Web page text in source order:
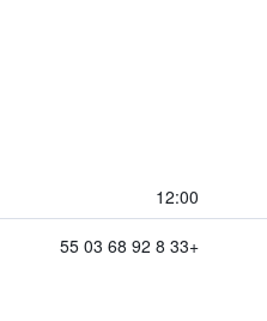
12:00
+33 8 92 68 03 55